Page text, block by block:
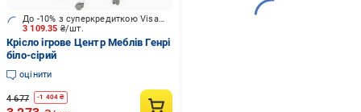
3 109.35 ₴/шт.
До -10% з суперкредиткою Visa Вигода
Крісло ігрове Центр Меблів Генрі
біло-сірий
оцінити
4 677 -1 404 ₴